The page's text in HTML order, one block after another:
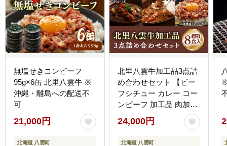
無塩せきコンビーフ
95g×6缶 北里八雲牛 ※
沖縄・離島への配送不
可
21,000円
北海道 八雲町
北里八雲牛加工品3点詰
め合わせセット 【ビー
フシチュー カレー コー
ンビーフ 加工品 肉加工
品 おうちごはん 簡単調
理 レトルト 詰め合わせ
セット 食品 グルメ お取
24,000円
北海道 八雲町